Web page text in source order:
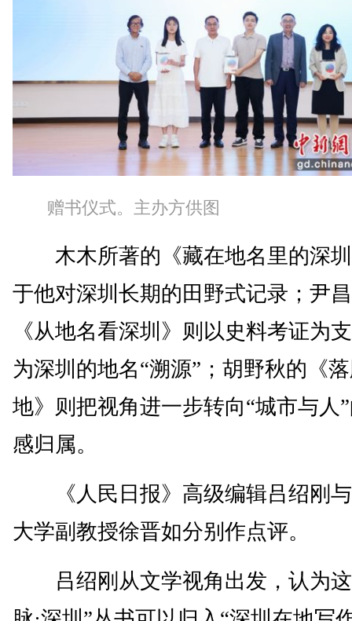
赠书仪式。主办方供图
木木所著的《藏在地名里的深
于他对深圳长期的田野式记录；尹
《从地名看深圳》则以史料考证为
为深圳的地名“溯源”；胡野秋的《
地》则把视角进一步转向“城市与人
感归属。
《人民日报》高级编辑吕绍刚
大学副教授徐晋如分别作点评。
吕绍刚从文学视角出发，认为这